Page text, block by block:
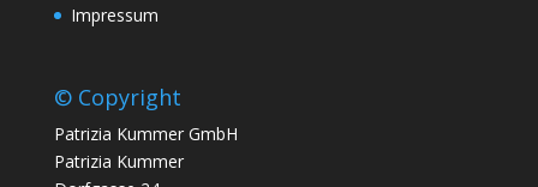
Impressum
© Copyright
Patrizia Kummer GmbH
Patrizia Kummer